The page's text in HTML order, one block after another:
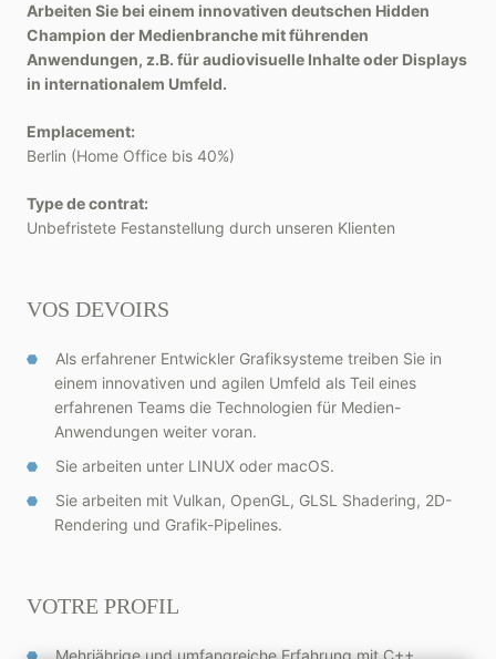
Arbeiten Sie bei einem innovativen deutschen Hidden
Champion der Medienbranche mit führenden
Anwendungen, z.B. für audiovisuelle Inhalte oder Displays
in internationalem Umfeld.
Emplacement:
Berlin (Home Office bis 40%)
Type de contrat:
Unbefristete Festanstellung durch unseren Klienten
VOS DEVOIRS
Als erfahrener Entwickler Grafiksysteme treiben Sie in
einem innovativen und agilen Umfeld als Teil eines
erfahrenen Teams die Technologien für Medien-
Anwendungen weiter voran.
Sie arbeiten unter LINUX oder macOS.
Sie arbeiten mit Vulkan, OpenGL, GLSL Shadering, 2D-
Rendering und Grafik-Pipelines.
VOTRE PROFIL